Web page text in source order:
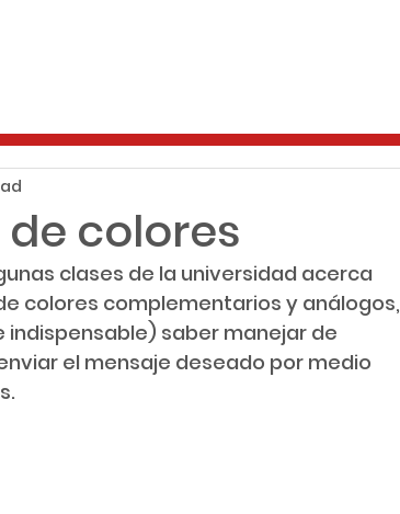
colores
clases de la universidad acerca
colores complementarios y análogos,
indispensable) saber manejar de
el mensaje deseado por medio